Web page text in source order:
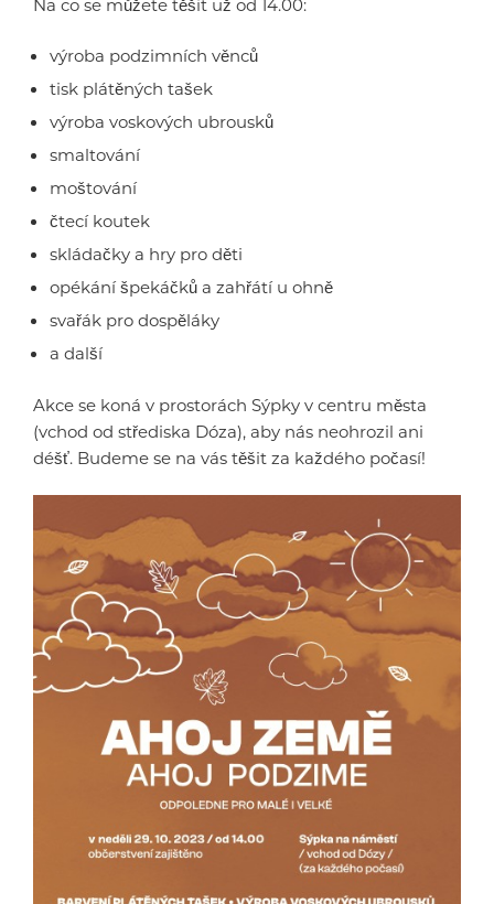
výroba podzimních věnců
tisk plátěných tašek
výroba voskových ubrousků
smaltování
moštování
čtecí koutek
skládačky a hry pro děti
opékání špekáčků a zahřátí u ohně
svařák pro dospěláky
a další
Akce se koná v prostorách Sýpky v centru města
(vchod od střediska Dóza), aby nás neohrozil ani
déšť. Budeme se na vás těšit za každého počasí!